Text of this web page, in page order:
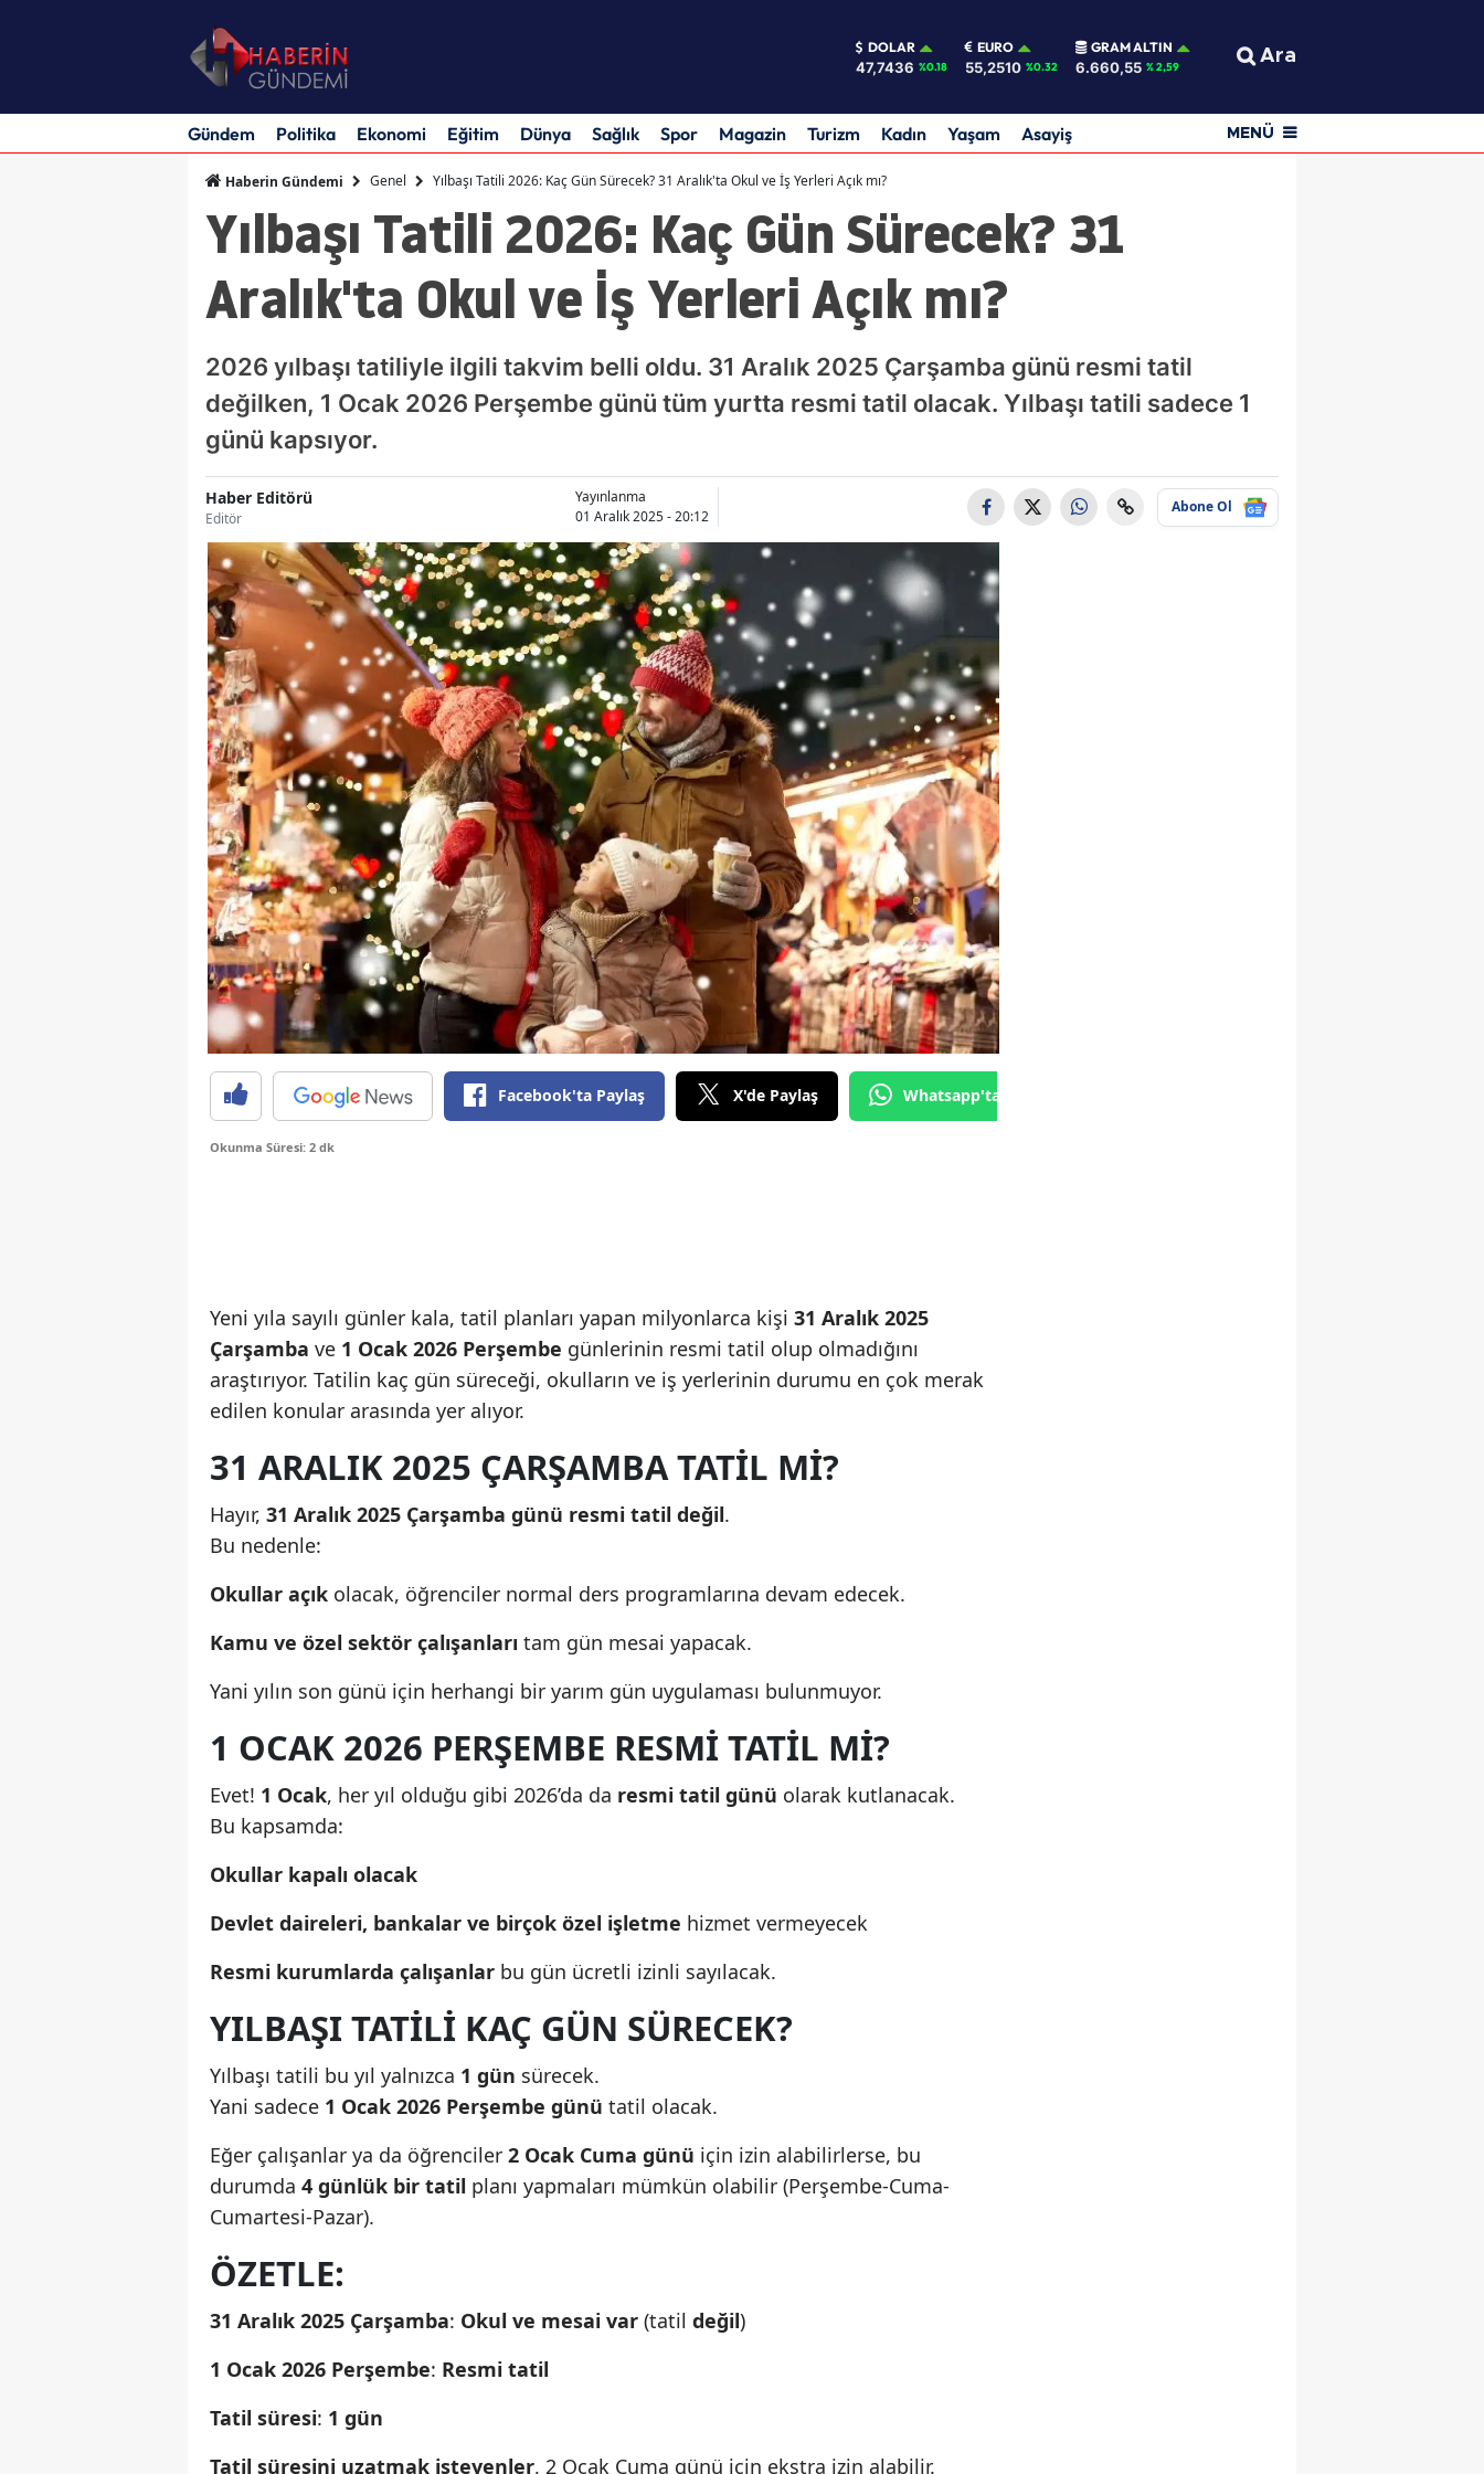
DOLAR
47,7436 %0.18
EURO
55,2510 %0.32
GRAM ALTIN
6.660,55 % 2,59 Ara
Gündem Politika Ekonomi Eğitim Dünya Sağlık Spor Magazin Turizm Kadın Yaşam Asayiş MENÜ
Haberin Gündemi Genel Yılbaşı Tatili 2026: Kaç Gün Sürecek? 31 Aralık'ta Okul ve İş Yerleri Açık mı?
Yılbaşı Tatili 2026: Kaç Gün Sürecek? 31
Aralık'ta Okul ve İş Yerleri Açık mı?
2026 yılbaşı tatiliyle ilgili takvim belli oldu. 31 Aralık 2025 Çarşamba günü resmi tatil
değilken, 1 Ocak 2026 Perşembe günü tüm yurtta resmi tatil olacak. Yılbaşı tatili sadece 1
günü kapsıyor.
Haber Editörü
Editör
Yayınlanma
01 Aralık 2025 - 20:12
Abone Ol
Facebook'ta Paylaş X'de Paylaş Whatsapp'tan Gönder
Okunma Süresi: 2 dk
Yeni yıla sayılı günler kala, tatil planları yapan milyonlarca kişi 31 Aralık 2025
Çarşamba ve 1 Ocak 2026 Perşembe günlerinin resmi tatil olup olmadığını
araştırıyor. Tatilin kaç gün süreceği, okulların ve iş yerlerinin durumu en çok merak
edilen konular arasında yer alıyor.
31 ARALIK 2025 ÇARŞAMBA TATIL MI?
Hayır, 31 Aralık 2025 Çarşamba günü resmi tatil değil.
Bu nedenle:
Okullar açık olacak, öğrenciler normal ders programlarına devam edecek.
Kamu ve özel sektör çalışanları tam gün mesai yapacak.
Yani yılın son günü için herhangi bir yarım gün uygulaması bulunmuyor.
1 OCAK 2026 PERŞEMBE RESMI TATIL MI?
Evet! 1 Ocak, her yıl olduğu gibi 2026’da da resmi tatil günü olarak kutlanacak.
Bu kapsamda:
Okullar kapalı olacak
Devlet daireleri, bankalar ve birçok özel işletme hizmet vermeyecek
Resmi kurumlarda çalışanlar bu gün ücretli izinli sayılacak.
YILBAŞI TATILI KAÇ GÜN SÜRECEK?
Yılbaşı tatili bu yıl yalnızca 1 gün sürecek.
Yani sadece 1 Ocak 2026 Perşembe günü tatil olacak.
Eğer çalışanlar ya da öğrenciler 2 Ocak Cuma günü için izin alabilirlerse, bu
durumda 4 günlük bir tatil planı yapmaları mümkün olabilir (Perşembe-Cuma-
Cumartesi-Pazar).
ÖZETLE:
31 Aralık 2025 Çarşamba: Okul ve mesai var (tatil değil)
1 Ocak 2026 Perşembe: Resmi tatil
Tatil süresi: 1 gün
Tatil süresini uzatmak isteyenler, 2 Ocak Cuma günü için ekstra izin alabilir.